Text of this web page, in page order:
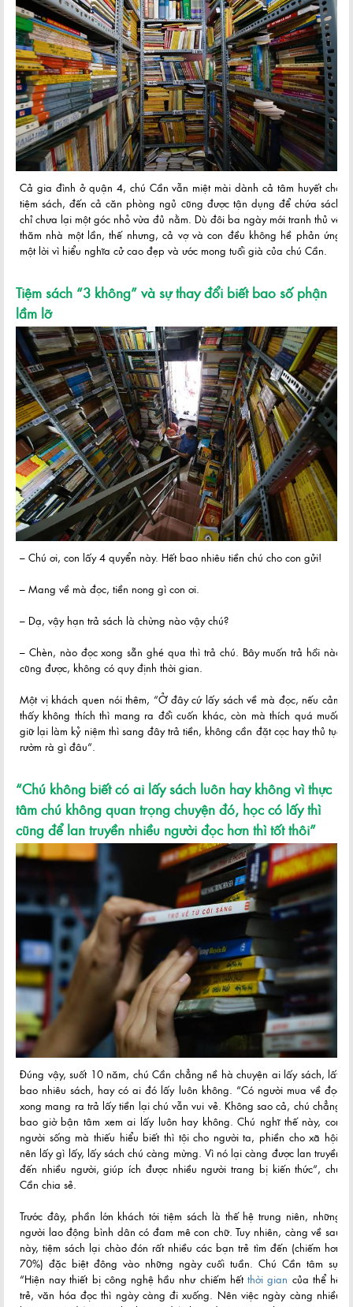
Cả gia đình ở quận 4, chú Cần vẫn miệt mài dành cả tâm huyết cho
tiệm sách, đến cả căn phòng ngủ cũng được tận dụng để chứa sách
chỉ chưa lại một góc nhỏ vừa đủ nằm. Dù đôi ba ngày mới tranh thủ về
thăm nhà một lần, thế nhưng, cả vợ và con đều không hề phản ứng
một lời vì hiểu nghĩa cử cao đẹp và ước mong tuổi già của chú Cần.
Tiệm sách “3 không” và sự thay đổi biết bao số phận
lầm lỡ
– Chú ơi, con lấy 4 quyển này. Hết bao nhiêu tiền chú cho con gửi!
– Mang về mà đọc, tiền nong gì con ơi.
– Dạ, vậy hạn trả sách là chừng nào vậy chú?
– Chèn, nào đọc xong sẵn ghé qua thì trả chú. Bây muốn trả hồi nào
cũng được, không có quy định thời gian.
Một vị khách quen nói thêm, “Ở đây cứ lấy sách về mà đọc, nếu cảm
thấy không thích thì mang ra đổi cuốn khác, còn mà thích quá muốn
giữ lại làm kỷ niệm thì sang đây trả tiền, không cần đặt cọc hay thủ tục
rườm rà gì đâu“.
“Chú không biết có ai lấy sách luôn hay không vì thực
tâm chú không quan trọng chuyện đó, học có lấy thì
cũng để lan truyền nhiều người đọc hơn thì tốt thôi”
Đúng vậy, suốt 10 năm, chú Cần chẳng nề hà chuyện ai lấy sách, lấy
bao nhiêu sách, hay có ai đó lấy luôn không. “Có người mua về đọc
xong mang ra trả lấy tiền lại chú vẫn vui vẻ. Không sao cả, chú chẳng
bao giờ bận tâm xem ai lấy luôn hay không. Chú nghĩ thế này, con
người sống mà thiếu hiểu biết thì tội cho người ta, phiền cho xã hội,
nên lấy gì lấy, lấy sách chú càng mừng. Vì nó lại càng được lan truyền
đến nhiều người, giúp ích được nhiều người trang bị kiến thức“, chú
Cần chia sẻ.
Trước đây, phần lớn khách tới tiệm sách là thế hệ trung niên, những
người lao động bình dân có đam mê con chữ. Tuy nhiên, càng về sau
này, tiệm sách lại chào đón rất nhiều các bạn trẻ tìm đến (chiếm hơn
70%) đặc biệt đông vào những ngày cuối tuần. Chú Cần tâm sự:
“Hiện nay thiết bị công nghệ hầu như chiếm hếtthời gian của thể hệ
trẻ, văn hóa đọc thì ngày càng đi xuống. Nên việc ngày càng nhiều